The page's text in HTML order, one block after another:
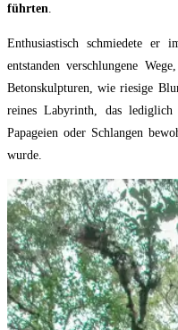
führten
Enthusiastisch schmiedete er
entstanden verschlungene
Betonskulpturen, wie riesige
reines Labyrinth, das
Papageien oder Schlangen
wurde.